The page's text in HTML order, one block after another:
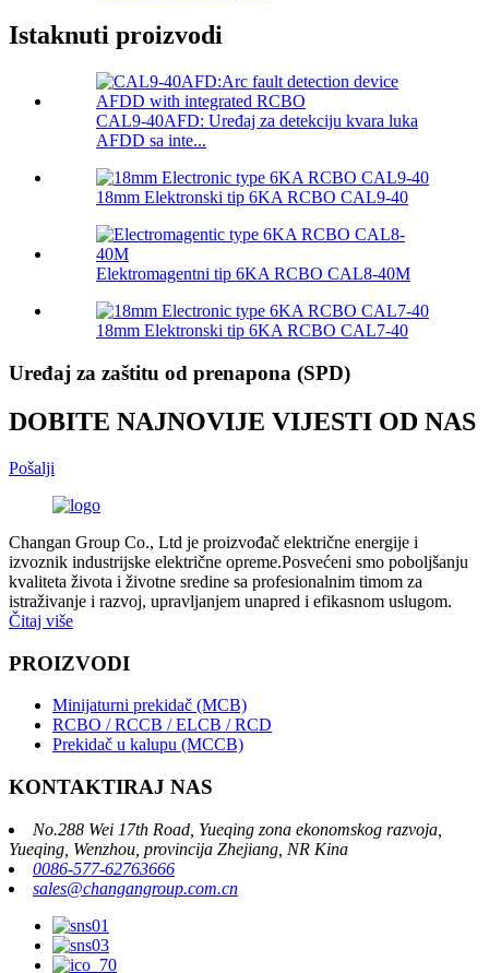
Istaknuti proizvodi
CAL9-40AFD: Uređaj za detekciju kvara luka
AFDD sa inte...
18mm Elektronski tip 6KA RCBO CAL9-40
Elektromagentni tip 6KA RCBO CAL8-40M
18mm Elektronski tip 6KA RCBO CAL7-40
Uređaj za zaštitu od prenapona (SPD)
DOBITE NAJNOVIJE VIJESTI OD NAS
Pošalji
Changan Group Co., Ltd je proizvođač električne energije i
izvoznik industrijske električne opreme.Posvećeni smo poboljšanju
kvaliteta života i životne sredine sa profesionalnim timom za
istraživanje i razvoj, upravljanjem unapred i efikasnom uslugom.
Čitaj više
PROIZVODI
Minijaturni prekidač (MCB)
RCBO / RCCB / ELCB / RCD
Prekidač u kalupu (MCCB)
KONTAKTIRAJ NAS
No.288 Wei 17th Road, Yueqing zona ekonomskog razvoja,
Yueqing, Wenzhou, provincija Zhejiang, NR Kina
0086-577-62763666
sales@changangroup.com.cn